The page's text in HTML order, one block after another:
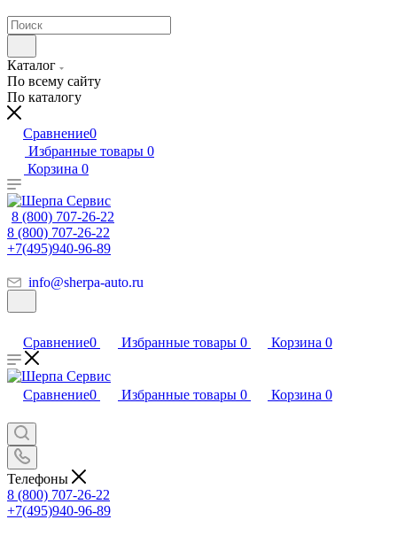
Каталог
По всему сайту
По каталогу
Сравнение0
Избранные товары 0
Корзина 0
8 (800) 707-26-22
8 (800) 707-26-22
+7(495)940-96-89
info@sherpa-auto.ru
Сравнение0 Избранные товары 0 Корзина 0
Сравнение0 Избранные товары 0 Корзина 0
Телефоны
8 (800) 707-26-22
+7(495)940-96-89